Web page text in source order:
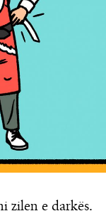
zilen e darkës.